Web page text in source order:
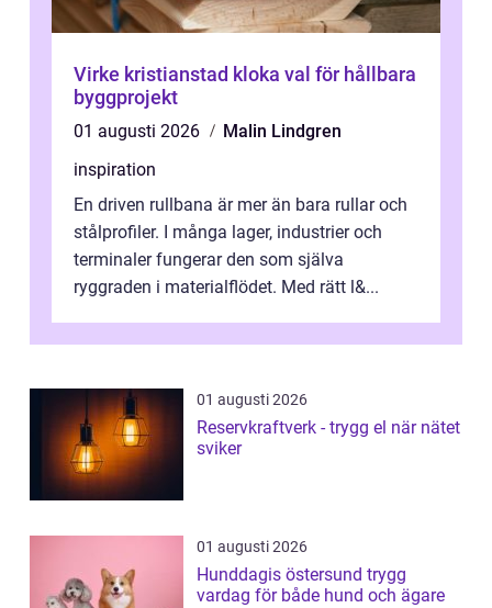
Virke kristianstad kloka val för hållbara
byggprojekt
01 augusti 2026
Malin Lindgren
inspiration
En driven rullbana är mer än bara rullar och
stålprofiler. I många lager, industrier och
terminaler fungerar den som själva
ryggraden i materialflödet. Med rätt l&...
01 augusti 2026
Reservkraftverk - trygg el när nätet
sviker
01 augusti 2026
Hunddagis östersund trygg
vardag för både hund och ägare